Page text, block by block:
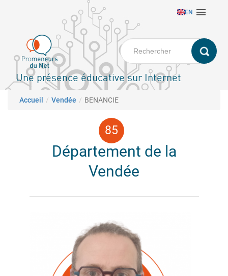
principal
EN 
Une présence éducative sur Internet
Fil d'Ariane
Accueil Vendée BENANCIE
Département de la
Vendée